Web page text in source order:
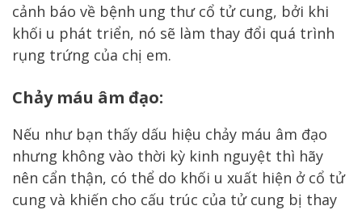
cảnh báo về bệnh ung thư cổ tử cung, bởi khi
khối u phát triển, nó sẽ làm thay đổi quá trình
rụng trứng của chị em.
Chảy máu âm đạo:
Nếu như bạn thấy dấu hiệu chảy máu âm đạo
nhưng không vào thời kỳ kinh nguyệt thì hãy
nên cẩn thận, có thể do khối u xuất hiện ở cổ tử
cung và khiến cho cấu trúc của tử cung bị thay